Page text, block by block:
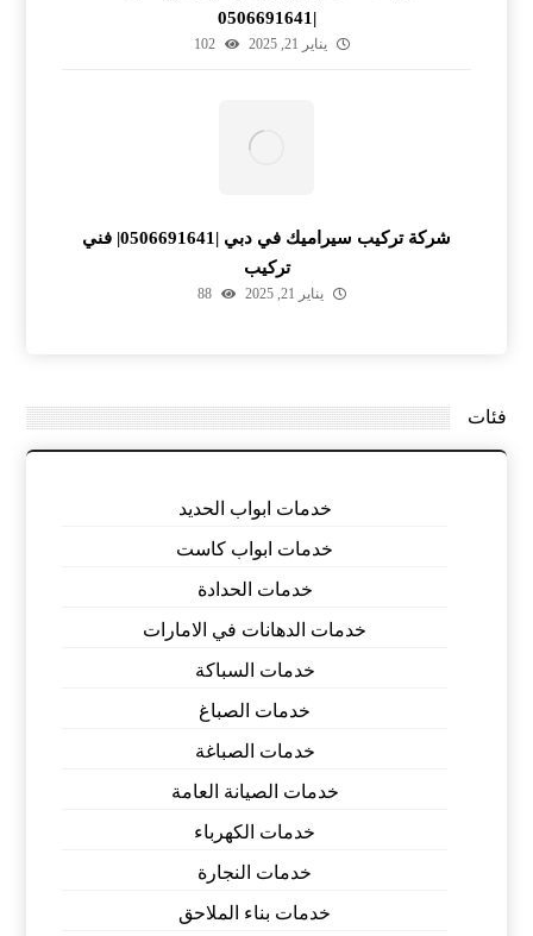
|0506691641
يناير 21, 2025 102
شركة تركيب سيراميك في دبي |0506691641| فني
تركيب
يناير 21, 2025 88
فئات
خدمات ابواب الحديد
خدمات ابواب كاست
خدمات الحدادة
خدمات الدهانات في الامارات
خدمات السباكة
خدمات الصباغ
خدمات الصباغة
خدمات الصيانة العامة
خدمات الكهرباء
خدمات النجارة
خدمات بناء الملاحق